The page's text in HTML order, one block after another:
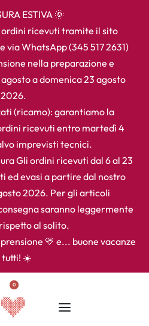
ESTIVA 🌞
ricevuti tramite il sito
WhatsApp (345 517 2631)
nella preparazione e
a domenica 23 agosto
2026.
(ricamo): garantiamo la
ricevuti entro martedì 4
imprevisti tecnici.
Gli ordini ricevuti dal 6 al 23
ed evasi a partire dal nostro
2026. Per gli articoli
saranno leggermente
al solito.
💛 e... buone vacanze
tutti! ☀️
0